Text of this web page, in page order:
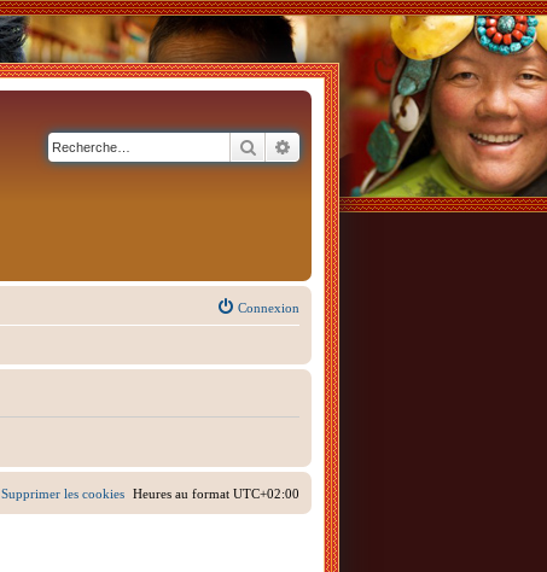
RechercherRecherche avancée
Connexion
Heures au format UTC+02:00
Supprimer les cookies